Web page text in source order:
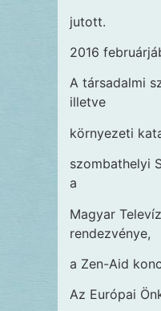
jutott.
2016
A társadalmi
illetve
környezeti
szombathelyi
a
Magyar
rendezvénye,
a Zen-Aid
Az Európai